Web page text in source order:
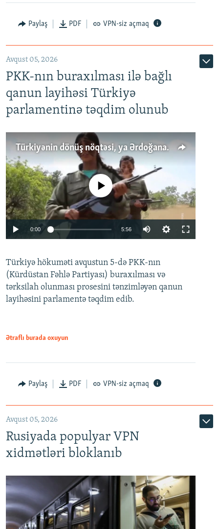
Paylaş PDF VPN-siz açmaq
Avqust 05, 2026
PKK-nın buraxılması ilə bağlı
qanun layihəsi Türkiyə
parlamentinə təqdim olunub
Türkiyənin dönüş nöqtəsi, ya Ərdoğana üçüncü şans: PKK ilə qəfil barışıq nə deməkdir?
Auto 240p 360p 480p
720p 1080p
No media source currently available
0:00 5:56
360p
480p
Türkiyə hökuməti avqustun 5-də PKK-nın
(Kürdüstan Fəhlə Partiyası) buraxılması və
tərksilah olunması prosesini tənzimləyən qanun
layihəsini parlamentə təqdim edib.
Ətraflı burada oxuyun
Paylaş PDF VPN-siz açmaq
Avqust 05, 2026
Rusiyada populyar VPN
xidmətləri bloklanıb